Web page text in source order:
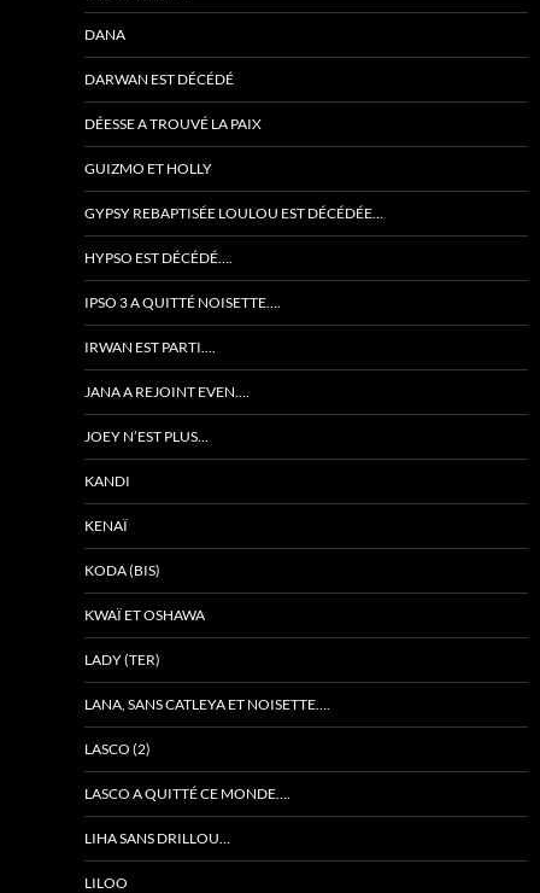
DANA
DARWAN EST DÉCÉDÉ
DÉESSE A TROUVÉ LA PAIX
GUIZMO ET HOLLY
GYPSY REBAPTISÉE LOULOU EST DÉCÉDÉE…
HYPSO EST DÉCÉDÉ….
IPSO 3 A QUITTÉ NOISETTE….
IRWAN EST PARTI….
JANA A REJOINT EVEN….
JOEY N’EST PLUS…
KANDI
KENAÏ
KODA (BIS)
KWAÏ ET OSHAWA
LADY (TER)
LANA, SANS CATLEYA ET NOISETTE….
LASCO (2)
LASCO A QUITTÉ CE MONDE….
LIHA SANS DRILLOU…
LILOO